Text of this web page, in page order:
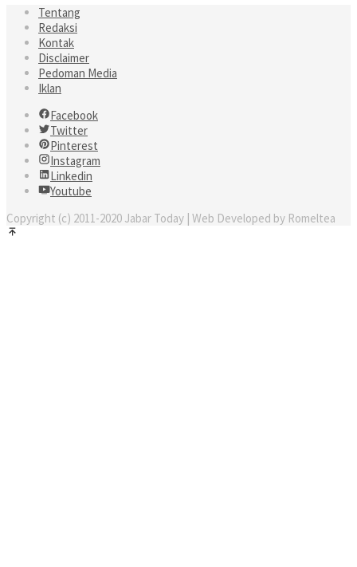
Tentang
Redaksi
Kontak
Disclaimer
Pedoman Media
Iklan
Facebook
Twitter
Pinterest
Instagram
Linkedin
Youtube
Copyright (c) 2011-2020 Jabar Today | Web Developed by Romeltea